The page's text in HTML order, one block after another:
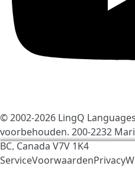
We gebruiken cookies om
de website bezoekt,
© 2002-2026 LingQ
voorbehouden. 200-2232
BC, Canada V7V 1K4
ServiceVoorwaardenPrivacy